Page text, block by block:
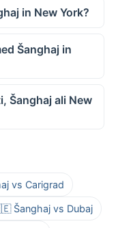
in New York?
Šanghaj in
Šanghaj ali New
vs Carigrad
Šanghaj vs Dubaj